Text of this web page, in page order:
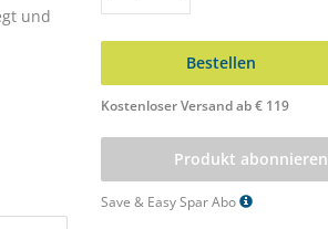
und
Bestellen
Kostenloser Versand ab € 119
Produkt abonnieren
Save & Easy Spar Abo